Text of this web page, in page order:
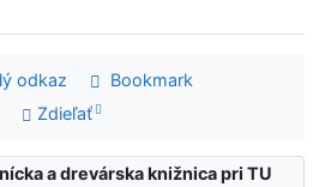
odkaz
Bookmark
Zdieľať
a drevárska knižnica pri TU